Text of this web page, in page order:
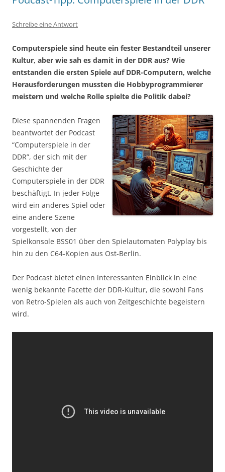
Schreibe eine Antwort
Computerspiele sind heute ein fester Bestandteil unserer
Kultur, aber wie sah es damit in der DDR aus? Wie
entstanden die ersten Spiele auf DDR-Computern, welche
Herausforderungen mussten die Hobbyprogrammierer
meistern und welche Rolle spielte die Politik dabei?
Diese spannenden Fragen
beantwortet der Podcast
“Computerspiele in der
DDR”, der sich mit der
Geschichte der
Computerspiele in der DDR
beschäftigt. In jeder Folge
wird ein anderes Spiel oder
eine andere Szene
vorgestellt, von der
Spielkonsole BSS01 über den Spielautomaten Polyplay bis
hin zu den C64-Kopien aus Ost-Berlin.
Der Podcast bietet einen interessanten Einblick in eine
wenig bekannte Facette der DDR-Kultur, die sowohl Fans
von Retro-Spielen als auch von Zeitgeschichte begeistern
wird.